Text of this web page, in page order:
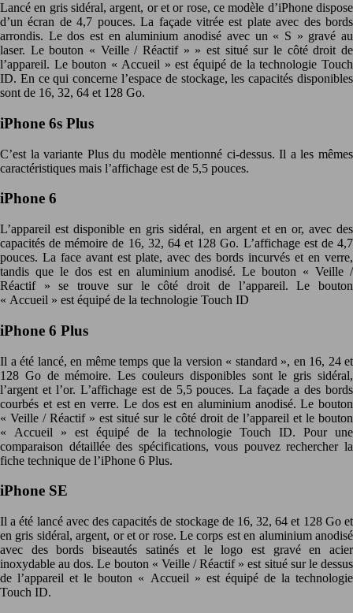
Lancé en gris sidéral, argent, or et or rose, ce modèle d’iPhone dispose
d’un écran de 4,7 pouces. La façade vitrée est plate avec des bords
arrondis. Le dos est en aluminium anodisé avec un « S » gravé au
laser. Le bouton « Veille / Réactif » » est situé sur le côté droit de
l’appareil. Le bouton « Accueil » est équipé de la technologie Touch
ID. En ce qui concerne l’espace de stockage, les capacités disponibles
sont de 16, 32, 64 et 128 Go.
iPhone 6s Plus
C’est la variante Plus du modèle mentionné ci-dessus. Il a les mêmes
caractéristiques mais l’affichage est de 5,5 pouces.
iPhone 6
L’appareil est disponible en gris sidéral, en argent et en or, avec des
capacités de mémoire de 16, 32, 64 et 128 Go. L’affichage est de 4,7
pouces. La face avant est plate, avec des bords incurvés et en verre,
tandis que le dos est en aluminium anodisé. Le bouton « Veille /
Réactif » se trouve sur le côté droit de l’appareil. Le bouton
« Accueil » est équipé de la technologie Touch ID
iPhone 6 Plus
Il a été lancé, en même temps que la version « standard », en 16, 24 et
128 Go de mémoire. Les couleurs disponibles sont le gris sidéral,
l’argent et l’or. L’affichage est de 5,5 pouces. La façade a des bords
courbés et est en verre. Le dos est en aluminium anodisé. Le bouton
« Veille / Réactif » est situé sur le côté droit de l’appareil et le bouton
« Accueil » est équipé de la technologie Touch ID. Pour une
comparaison détaillée des spécifications, vous pouvez rechercher la
fiche technique de l’iPhone 6 Plus.
iPhone SE
Il a été lancé avec des capacités de stockage de 16, 32, 64 et 128 Go et
en gris sidéral, argent, or et or rose. Le corps est en aluminium anodisé
avec des bords biseautés satinés et le logo est gravé en acier
inoxydable au dos. Le bouton « Veille / Réactif » est situé sur le dessus
de l’appareil et le bouton « Accueil » est équipé de la technologie
Touch ID.